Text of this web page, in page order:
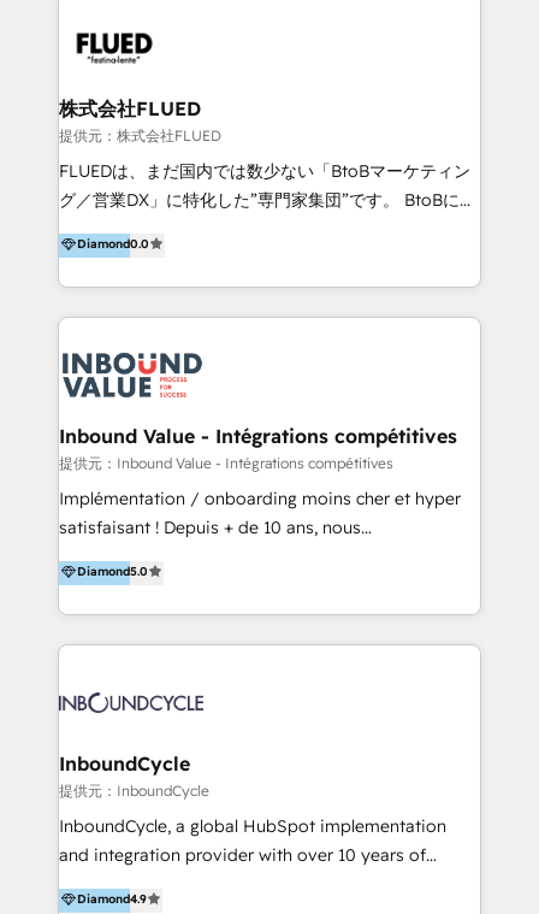
massimizzare il ritorno sugli investimenti.
ナリオ設計まで含めてご提案。「導入して終わり」では
と。それが、ハブワンのスタンスです。 また、
HubSpotはもちろん、ferret One、WordPress、
Movable Type（Power CMS）などの各種CMSを活用
し、延べ100社以上のBtoB企業のサイト制作経験をもと
ーコードテーマテンプレートを独自開発。 企業のさま
ざまな課題やニーズに対して「戦略、設計・デザイン、
『最適なハブ』になります。 ーーーーーーーーーーー
ーーーーーーーーーーーーーーーーーーー 【プロジェ
90分程度） -現状課題の抽出、現実的な目標の確認 -要
件整理、必要十分なHubSpot製品の組合せのご提案 -お
見積り提示・ご承認、スケジュール決定、プロジェクト
キックオフ -マーケティング戦略策定（KGI）、ウェブ
戦略・戦術の設計（KPI） -全体導線遷移設計、ビジュ
プレート構築（CMS Hub） -顧客ライフサイクルステ
義・構築（Marketing Hub） -営業パイプラインの定
（Salesforce,SanSan,freeeなどとのデータ連携） -テ
スト公開・ブラウザチェック -本番公開、操作レクチャ
ー・マニュアル作成 -運用支援開始 ーーーーーーーーー
ーーーーーーーーーーーーーーーーーーーーー まずは
ハブワンにお気軽にご相談ください。
株式会社FLUED
提供元：株式会社FLUED
FLUEDは、まだ国内では数少ない「BtoBマーケティン
グ／営業DX」に特化した”専門家集団”です。 BtoBに特
化し、WEB制作や広告運用などのオンライン施策か
ら、インサイドセールスや展示会などのオフライン施策
まで支援しています。 「経験豊富な”専門家集団”によ
るプロジェクト参加型の支援」で、戦略・企画などのコ
BPO・実務まで幅広いご支援が可能です。 また、2022
年に国内初のBtoB営業DXに関する書籍『業務効率化か
らはじめるBtoB営業DX BtoB営業もここまでデジタル
化できる! 」を出版いたしました。 HubSpotの導入／
活用支援以外にも、下記のようなサービスを提供してい
ます。 - ABMターゲット定義 / リスト作成 - カスタマ
着 - WEB / LP / BtoB-EC制作 - WEB広告(Google/FB
他)運用 - 記事コンテンツ / 動画制作 - インサイドセー
織構築
Diamond0.0
Inbound Value - Intégrations compétitives
提供元：Inbound Value - Intégrations compétitives
Implémentation / onboarding moins cher et hyper
satisfaisant ! Depuis + de 10 ans, nous
accompagnons des entreprises dans
l’automatisation de leur croissance digitale via
HubSpot avec une approche compétitive. Nous
aidons nos clients à générer plus de RDV en
sommes une agence d’Inbound marketing et sales à
Diamond5.0
InboundCycle
提供元：InboundCycle
InboundCycle, a global HubSpot implementation
and integration provider with over 10 years of
experience, serves businesses in diverse industries.
Diamond4.9